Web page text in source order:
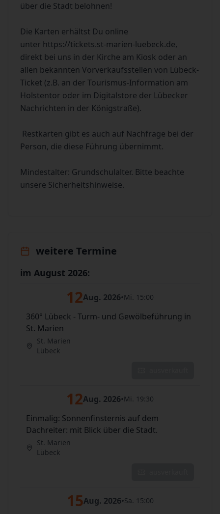
über die Stadt belohnen!
Die Karten erhältst Du online
unter https://tickets.st-marien-luebeck.de,
direkt bei uns in der Kirche am Kiosk oder an
allen bekannten Vorverkaufsstellen von Lübeck-
Ticket (z.B. an der Tourismus-Information am
Holstentor oder im Digitalstore der Lübecker
Nachrichten in der Königstraße).
Restkarten gibt es auch auf Nachfrage bei der
Person, die diese Führung übernimmt.
Mindestalter: Grundschulalter. Bitte beachte
unsere Sicherheitshinweise.
weitere Termine
im August 2026:
12Aug. 2026•Mi. 15:00
360° Lübeck - Turm- und Gewölbeführung in
St. Marien
St. Marien
Lübeck
12Aug. 2026•Mi. 19:30
Einmalig: Sonnenfinsternis auf dem
Dachreiter: mit Blick über die Stadt.
St. Marien
Lübeck
15Aug. 2026•Sa. 15:00